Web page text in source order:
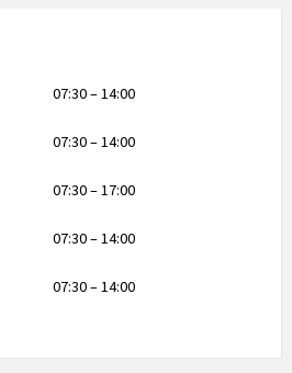
07:30 – 14:00
07:30 – 14:00
07:30 – 17:00
07:30 – 14:00
07:30 – 14:00